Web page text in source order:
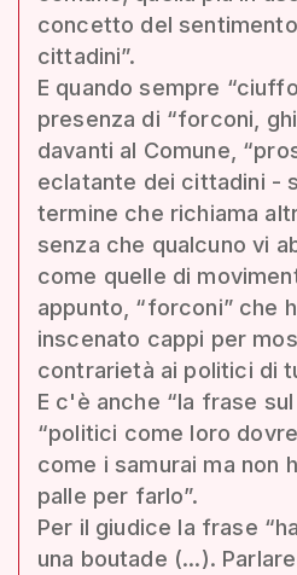
concetto del
cittadini”.
E quando sempre
presenza di “forconi,
davanti al Comune,
eclatante dei cittadini -
termine che richiama
senza che qualcuno vi
come quelle di
appunto, “forconi” che
inscenato cappi per
contrarietà ai politici di
E c'è anche “la frase
“politici come loro
come i samurai ma non
palle per farlo”.
Per il giudice la frase
una boutade (...).